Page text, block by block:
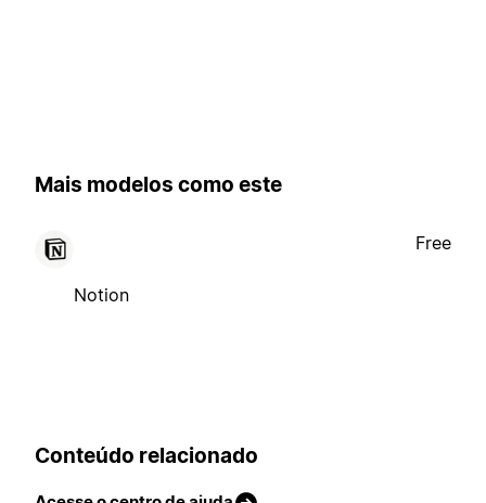
Mais modelos como este
Notion
Free
Conteúdo relacionado